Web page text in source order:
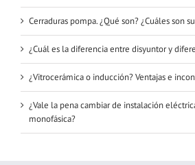
Cerraduras pompa. ¿Qué son? ¿Cuáles son
¿Cuál es la diferencia entre disyuntor y
¿Vitrocerámica o inducción? Ventajas e
¿Vale la pena cambiar de instalación
monofásica?